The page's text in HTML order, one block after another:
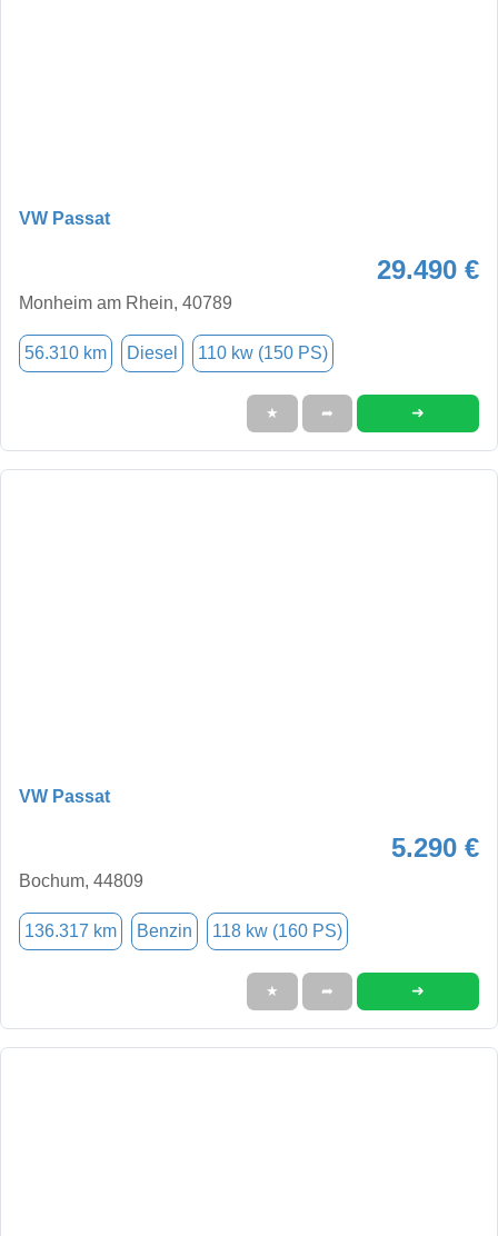
VW Passat
29.490 €
Monheim am Rhein, 40789
56.310 km Diesel 110 kw (150 PS)
★ ➦ ➜
VW Passat
5.290 €
Bochum, 44809
136.317 km Benzin 118 kw (160 PS)
★ ➦ ➜